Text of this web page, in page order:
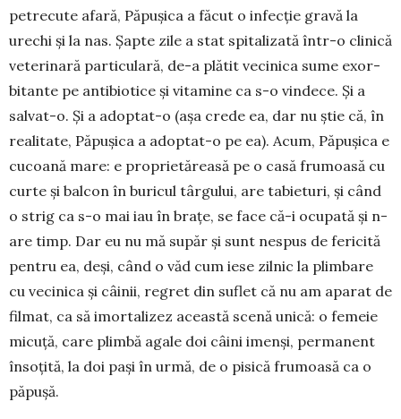
petrecute afară, Păpușica a fă­cut o infecție gravă la
urechi și la nas. Șapte zile a stat spi­talizată în­­tr-o cli­nică
vete­ri­na­ră parti­cu­la­ră, de-a plătit vecinica sume exor­­­
bitante pe antibiotice și vi­tamine ca s-o vindece. Și a
sal­vat-o. Și a adoptat-o (așa crede ea, dar nu știe că, în
realitate, Pă­­pu­șica a adoptat-o pe ea). Acum, Pă­pu­șica e
cucoa­nă mare: e pro­prie­tăreasă pe o casă frumoasă cu
curte și balcon în buricul târgului, are tabieturi, și când
o strig ca s-o mai iau în brațe, se face că-i ocu­pată și n-
are timp. Dar eu nu mă su­păr și sunt nespus de fericită
pen­­tru ea, deși, când o văd cum ie­se zilnic la plim­bare
cu vecinica și câinii, regret din suflet că nu am apa­rat de
filmat, ca să imortalizez această scenă uni­că: o femeie
mi­cuță, care plim­bă agale doi câini imenși, perma­nent
însoțită, la doi pași în urmă, de o pisică frumoasă ca o
păpușă.